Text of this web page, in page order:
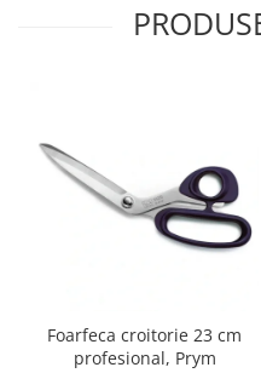
Foarfeca croitorie 23 cm
profesional, Prym